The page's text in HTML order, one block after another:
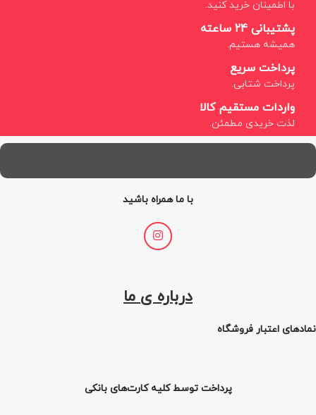
با اطمینان خرید کنید.
پشتیبانی 24 ساعته
همیشه هستیم.
پرداخت سریع
پرداخت شتابی.
واردات مستقیم کالا
لذت خریدی مطمئن.
با ما همراه باشید
درباره ی ما
نمادهای اعتبار فروشگاه
پرداخت توسط کلیه کارت‌های بانکی